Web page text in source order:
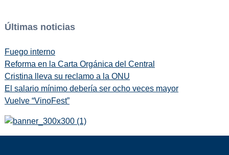
Últimas noticias
Fuego interno
Reforma en la Carta Orgánica del Central
Cristina lleva su reclamo a la ONU
El salario mínimo debería ser ocho veces mayor
Vuelve “VinoFest”